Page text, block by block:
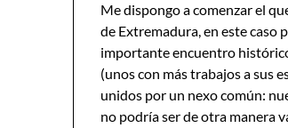
Me dispongo a comenzar el
de Extremadura, en este caso
importante encuentro
(unos con más trabajos a sus
unidos por un nexo común:
no podría ser de otra manera